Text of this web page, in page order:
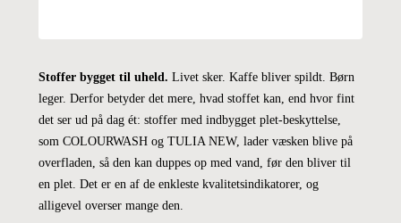
Stoffer bygget til uheld. Livet sker. Kaffe bliver spildt. Børn
leger. Derfor betyder det mere, hvad stoffet kan, end hvor fint
det ser ud på dag ét: stoffer med indbygget plet-beskyttelse,
som COLOURWASH og TULIA NEW, lader væsken blive på
overfladen, så den kan duppes op med vand, før den bliver til
en plet. Det er en af de enkleste kvalitetsindikatorer, og
alligevel overser mange den.